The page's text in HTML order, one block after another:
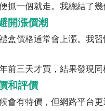
抓一個就走。我總結了
開漲價潮
盒價格通常會上漲。我
前三天才買，結果發現
和評價
會有特價，但網路平台更